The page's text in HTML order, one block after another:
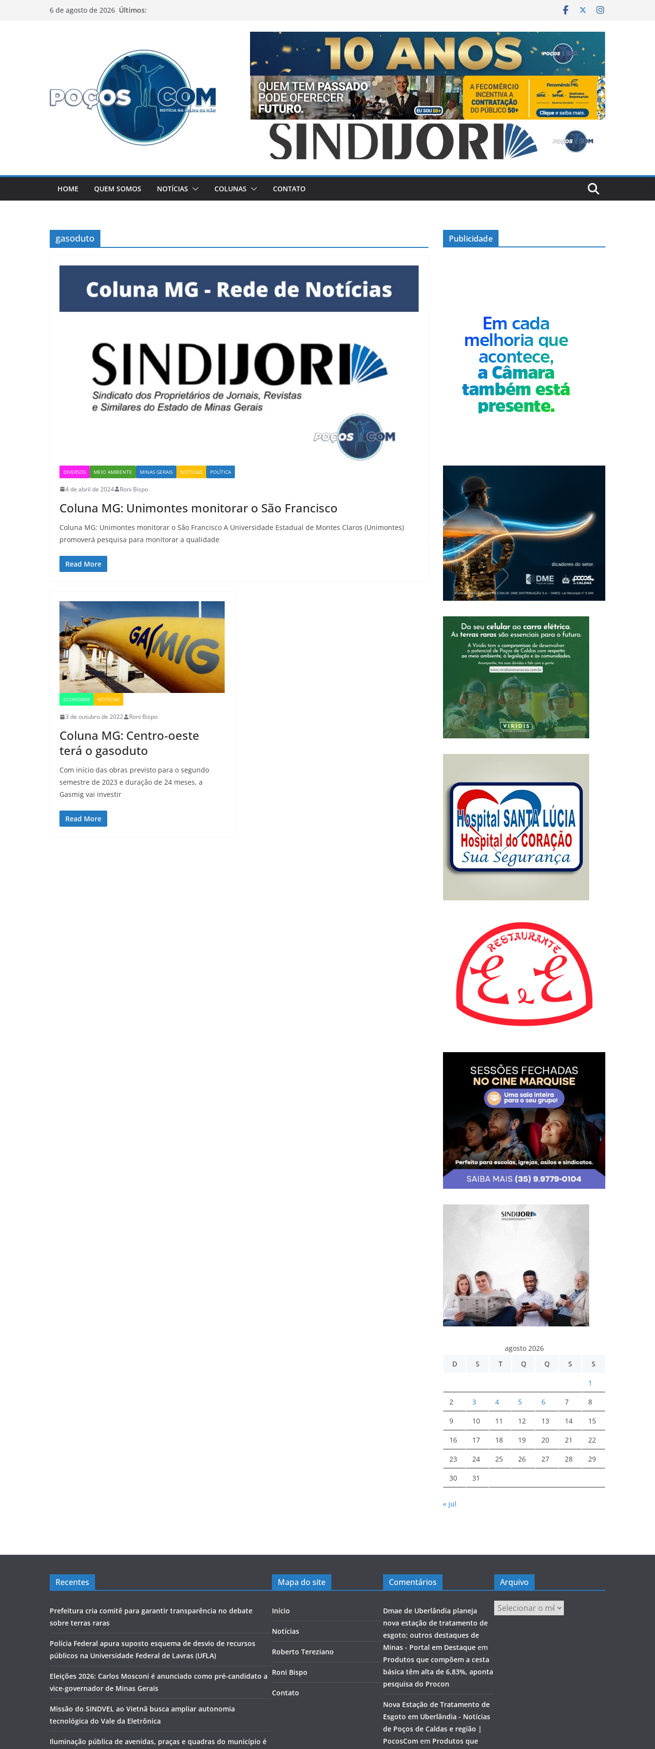
6 de agosto de 2026 Últimos:
HOME QUEM SOMOS NOTÍCIAS COLUNAS CONTATO
gasoduto
DIVERSOS MEIO AMBIENTE MINAS GERAIS NOTÍCIAS POLÍTICA
4 de abril de 2024 Roni Bispo
Coluna MG: Unimontes monitorar o São Francisco
Coluna MG: Unimontes monitorar o São Francisco A Universidade Estadual de Montes Claros (Unimontes)
promoverá pesquisa para monitorar a qualidade
Read More
ECONOMIA NOTÍCIAS
3 de outubro de 2022 Roni Bispo
Coluna MG: Centro-oeste
terá o gasoduto
Com início das obras previsto para o segundo
semestre de 2023 e duração de 24 meses, a
Gasmig vai investir
Read More
Publicidade
agosto 2026
D
S T Q Q S S
1
2 3 4 5 6 7 8
9 10 11 12 13 14 15
16 17 18 19 20 21 22
23 24 25 26 27 28 29
30 31
« jul
Recentes
Prefeitura cria comitê para garantir transparência no debate
sobre terras raras
Polícia Federal apura suposto esquema de desvio de recursos
públicos na Universidade Federal de Lavras (UFLA)
Eleições 2026: Carlos Mosconi é anunciado como pré-candidato a
vice-governador de Minas Gerais
Missão do SINDVEL ao Vietnã busca ampliar autonomia
tecnológica do Vale da Eletrônica
Iluminação pública de avenidas, praças e quadras do município é
Mapa do site
Início
Notícias
Roberto Tereziano
Roni Bispo
Contato
Comentários
Dmae de Uberlândia planeja
nova estação de tratamento de
esgoto; outros destaques de
Minas - Portal em Destaque em
Produtos que compõem a cesta
básica têm alta de 6,83%, aponta
pesquisa do Procon
Nova Estação de Tratamento de
Esgoto em Uberlândia - Notícias
de Poços de Caldas e região |
PocosCom em Produtos que
Arquivo
Arquivo